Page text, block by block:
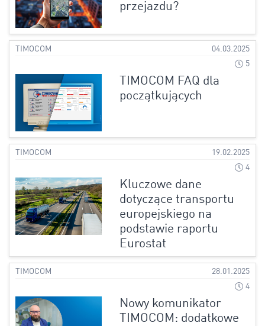
przejazdu?
TIMOCOM
04.03.2025
5
TIMOCOM FAQ dla
początkujących
TIMOCOM
19.02.2025
4
Kluczowe dane
dotyczące transportu
europejskiego na
podstawie raportu
Eurostat
TIMOCOM
28.01.2025
4
Nowy komunikator
TIMOCOM: dodatkowe